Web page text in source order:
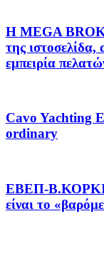
Η MEGA
της
εμπειρία
Cavo Yachting
ordinary
EΒΕΠ-
είναι το